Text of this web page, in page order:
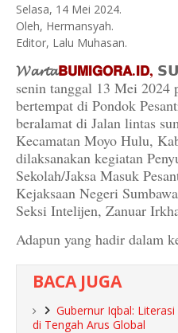
Selasa, 14 Mei 2024.
Oleh, Hermansyah.
Editor, Lalu Muhasan.
𝓦𝓪𝓻𝓽𝓪𝗕𝗨𝗠𝗜𝗚𝗢𝗥𝗔.𝗜𝗗,
senin tanggal 13 Mei
bertempat di Pondok
beralamat di Jalan lintas
Kecamatan Moyo Hulu,
dilaksanakan kegiatan
Sekolah/Jaksa Masuk
Kejaksaan Negeri
Seksi Intelijen, Zanuar
Adapun yang hadir dalam
BACA JUGA
Gubernur Iqbal:
di Tengah Arus Global